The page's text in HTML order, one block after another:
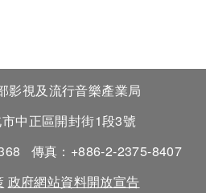
影視及流行音樂產業局
中正區開封街1段3號
傳真：+886-2-2375-8407
政府網站資料開放宣告